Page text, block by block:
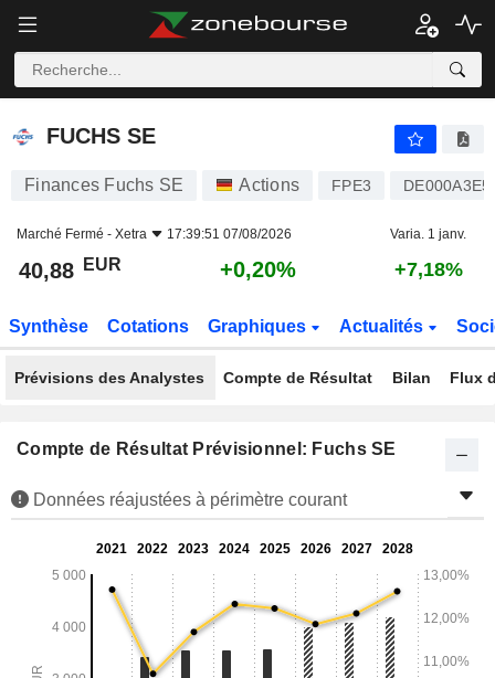
FUCHS SE
FUCHS SE
Finances Fuchs SE Actions FPE3
Marché Fermé - Xetra 17:39:51 07/08/2026 Varia. 1 janv.
40,88 EUR +0,20% +7,18%
Synthèse Cotations Graphiques Actualités
Prévisions des Analystes Compte de Résultat Bilan Flux
Compte de Résultat Prévisionnel: Fuchs SE
Données réajustées à périmètre courant